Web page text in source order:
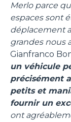
Merlo parce
espaces sont
déplacement
grandes nous
Gianfranco
un véhicule
précisément
petits et
fournir un
ont